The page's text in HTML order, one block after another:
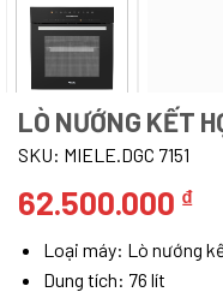
LÒ NƯỚNG KẾT
SKU: MIELE.DGC 7151
62.500.000 ₫
Loại máy: Lò nướng
Dung tích: 76 lít